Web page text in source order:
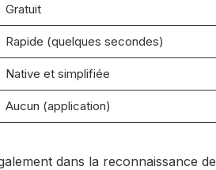
Gratuit
Rapide (quelques secondes)
Native et simplifiée
Aucun (application)
dans la reconnaissance de